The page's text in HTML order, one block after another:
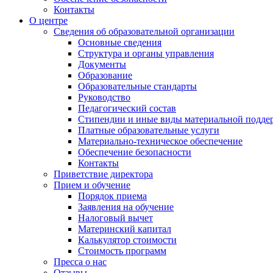
Контакты
О центре
Сведения об образовательной организации
Основные сведения
Структура и органы управления
Документы
Образование
Образовательные стандарты
Руководство
Педагогический состав
Стипендии и иные виды материальной
Платные образовательные услуги
Материально-техническое обеспечение
Обеспечение безопасности
Контакты
Приветствие директора
Прием и обучение
Порядок приема
Заявления на обучение
Налоговый вычет
Материнский капитал
Калькулятор стоимости
Стоимость программ
Пресса о нас